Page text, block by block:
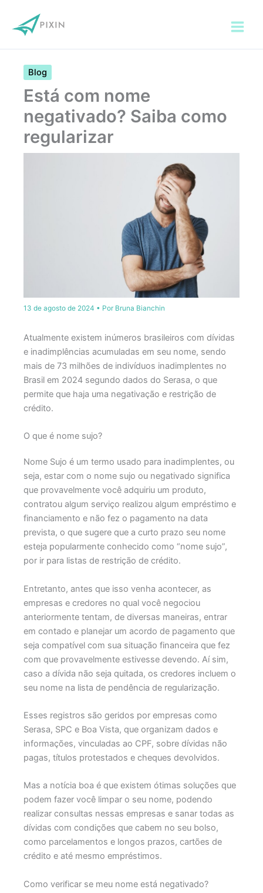
para
Blog
Está com nome
negativado? Saiba como
regularizar
13 de agosto de 2024 • Por Bruna Bianchin
Atualmente existem inúmeros brasileiros com dívidas
e inadimplências acumuladas em seu nome, sendo
mais de 73 milhões de indivíduos inadimplentes no
Brasil em 2024 segundo dados do Serasa, o que
permite que haja uma negativação e restrição de
crédito.
O que é nome sujo?
Nome Sujo é um termo usado para inadimplentes, ou
seja, estar com o nome sujo ou negativado significa
que provavelmente você adquiriu um produto,
contratou algum serviço realizou algum empréstimo e
financiamento e não fez o pagamento na data
prevista, o que sugere que a curto prazo seu nome
esteja popularmente conhecido como “nome sujo”,
por ir para listas de restrição de crédito.
Entretanto, antes que isso venha acontecer, as
empresas e credores no qual você negociou
anteriormente tentam, de diversas maneiras, entrar
em contado e planejar um acordo de pagamento que
seja compatível com sua situação financeira que fez
com que provavelmente estivesse devendo. Aí sim,
caso a dívida não seja quitada, os credores incluem o
seu nome na lista de pendência de regularização.
Esses registros são geridos por empresas como
Serasa, SPC e Boa Vista, que organizam dados e
informações, vinculadas ao CPF, sobre dívidas não
pagas, títulos protestados e cheques devolvidos.
Mas a notícia boa é que existem ótimas soluções que
podem fazer você limpar o seu nome, podendo
realizar consultas nessas empresas e sanar todas as
dívidas com condições que cabem no seu bolso,
como parcelamentos e longos prazos, cartões de
crédito e até mesmo empréstimos.
Como verificar se meu nome está negativado?